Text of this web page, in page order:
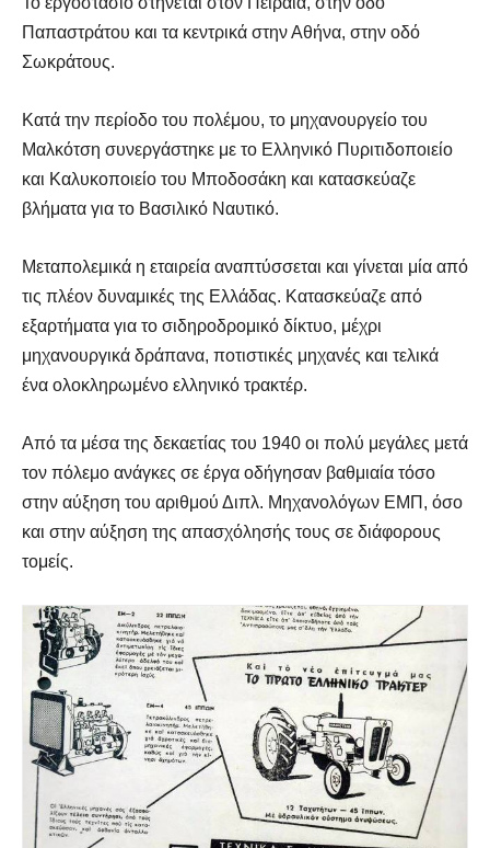
Παπαστράτου και τα κεντρικά στην Αθήνα, στην οδό
Σωκράτους.
Κατά την περίοδο του πολέμου, το μηχανουργείο του
Μαλκότση συνεργάστηκε με το Ελληνικό Πυριτιδοποιείο
και Καλυκοποιείο του Μποδοσάκη και κατασκεύαζε
βλήματα για το Βασιλικό Ναυτικό.
Μεταπολεμικά η εταιρεία αναπτύσσεται και γίνεται μία από
τις πλέον δυναμικές της Ελλάδας. Κατασκεύαζε από
εξαρτήματα για το σιδηροδρομικό δίκτυο, μέχρι
μηχανουργικά δράπανα, ποτιστικές μηχανές και τελικά
ένα ολοκληρωμένο ελληνικό τρακτέρ.
Από τα μέσα της δεκαετίας του 1940 οι πολύ μεγάλες μετά
τον πόλεμο ανάγκες σε έργα οδήγησαν βαθμιαία τόσο
στην αύξηση του αριθμού Διπλ. Μηχανολόγων ΕΜΠ, όσο
και στην αύξηση της απασχόλησής τους σε διάφορους
τομείς.